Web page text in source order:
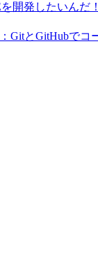
開発したいんだ
GitとGitHubで